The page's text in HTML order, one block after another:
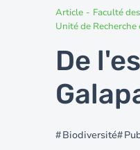
Article - Faculté
Unité de
De
Biodiversité